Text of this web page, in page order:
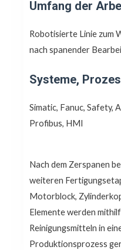
Umfang der
Robotisierte Linie zum
nach spanender
Systeme,
Simatic, Fanuc, Safety,
Profibus, HMI
Nach dem Zerspanen
weiteren
Motorblock,
Elemente werden
Reinigungsmitteln in
Produktionsprozess